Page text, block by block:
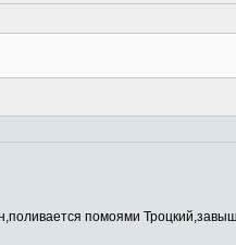
помоями